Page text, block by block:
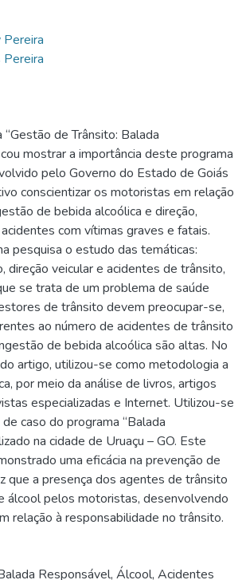
Pereira
de Trânsito: Balada
mostrar a importância deste programa
pelo Governo do Estado de Goiás
conscientizar os motoristas em relação
de bebida alcoólica e direção,
com vítimas graves e fatais.
pesquisa o estudo das temáticas:
direção veicular e acidentes de trânsito,
se trata de um problema de saúde
de trânsito devem preocupar-se,
ao número de acidentes de trânsito
de bebida alcoólica são altas. No
artigo, utilizou-se como metodologia a
por meio da análise de livros, artigos
especializadas e Internet. Utilizou-se
caso do programa “Balada
na cidade de Uruaçu – GO. Este
uma eficácia na prevenção de
que a presença dos agentes de trânsito
álcool pelos motoristas, desenvolvendo
relação à responsabilidade no trânsito.
Responsável, Álcool, Acidentes